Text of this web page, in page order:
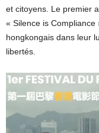
et citoyens. Le premier
« Silence is Compliance
hongkongais dans leur
libertés.